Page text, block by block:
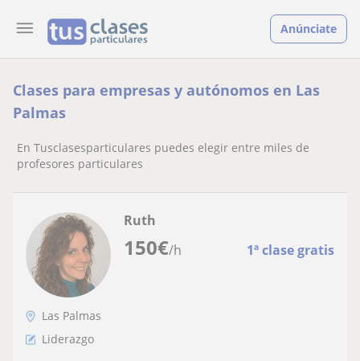
Anúnciate
Clases para empresas y autónomos en Las
Palmas
En Tusclasesparticulares puedes elegir entre miles de
profesores particulares
150€/h 1ª clase gratis
Ruth
Las Palmas
Liderazgo